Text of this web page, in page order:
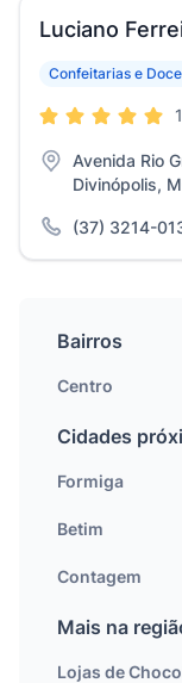
Luciano
Confeitarias e
Avenida Rio
Divinópolis,
(37) 3214-
Bairros
Centro
Cidades
Formiga
Betim
Contagem
Mais na
Lojas de